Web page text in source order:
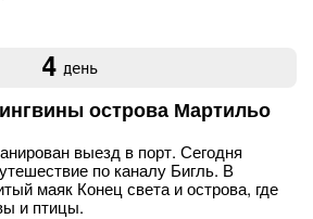
4 день
острова Мартильо
выезд в порт. Сегодня
по каналу Бигль. В
маяк Конец света и острова, где
и птицы.